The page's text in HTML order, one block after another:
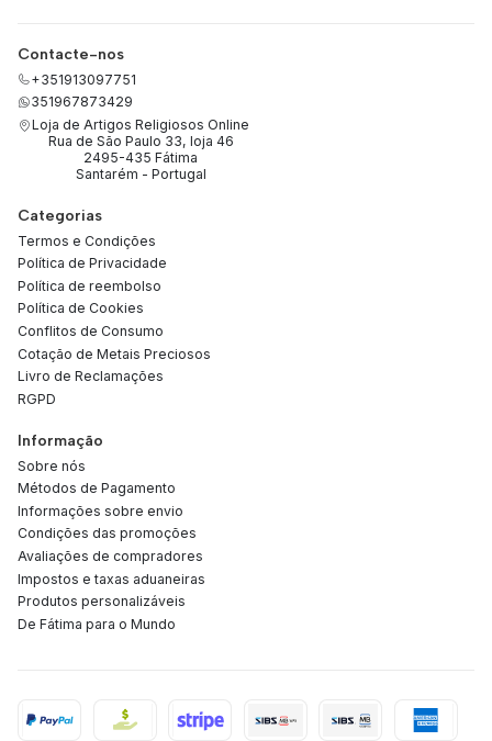
Contacte-nos
+351913097751
351967873429
Loja de Artigos Religiosos Online
Rua de São Paulo 33, loja 46
2495-435 Fátima
Santarém - Portugal
Categorias
Termos e Condições
Política de Privacidade
Política de reembolso
Política de Cookies
Conflitos de Consumo
Cotação de Metais Preciosos
Livro de Reclamações
RGPD
Informação
Sobre nós
Métodos de Pagamento
Informações sobre envio
Condições das promoções
Avaliações de compradores
Impostos e taxas aduaneiras
Produtos personalizáveis
De Fátima para o Mundo